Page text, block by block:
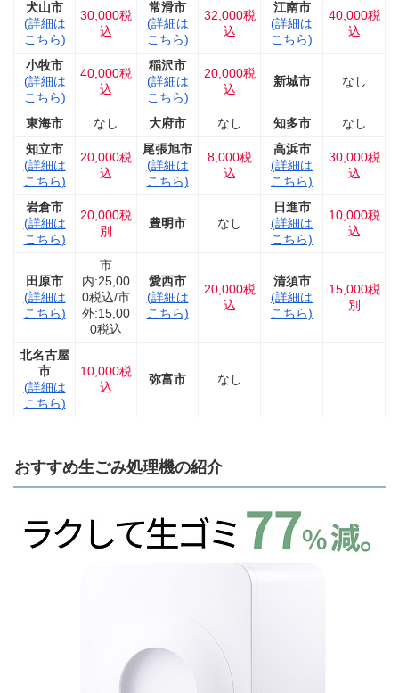
犬山市
(詳細は
こちら)
30,000税
込
常滑市
(詳細は
こちら)
32,000税
込
江南市
(詳細は
こちら)
40,000税
込
小牧市
(詳細は
こちら)
40,000税
込
稲沢市
(詳細は
こちら)
20,000税
込
新城市 なし
東海市 なし 大府市 なし 知多市
なし
知立市
(詳細は
こちら)
20,000税
込
尾張旭市
(詳細は
こちら)
8,000税
込
高浜市
(詳細は
こちら)
30,000税
込
岩倉市
(詳細は
こちら)
20,000税
別
豊明市 なし
日進市
(詳細は
こちら)
10,000税
込
田原市
(詳細は
こちら)
市
内:25,00
0税込/市
外:15,00
0税込
愛西市
(詳細は
こちら)
20,000税
込
清須市
(詳細は
こちら)
15,000税
別
北名古屋
市
(詳細は
こちら)
10,000税
込
弥富市 なし
おすすめ生ごみ処理機の紹介